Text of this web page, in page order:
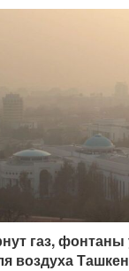
газ, фонтаны
воздуха